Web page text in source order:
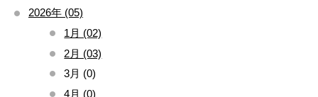
2026年 (05)
1月 (02)
2月 (03)
3月 (0)
4月 (0)